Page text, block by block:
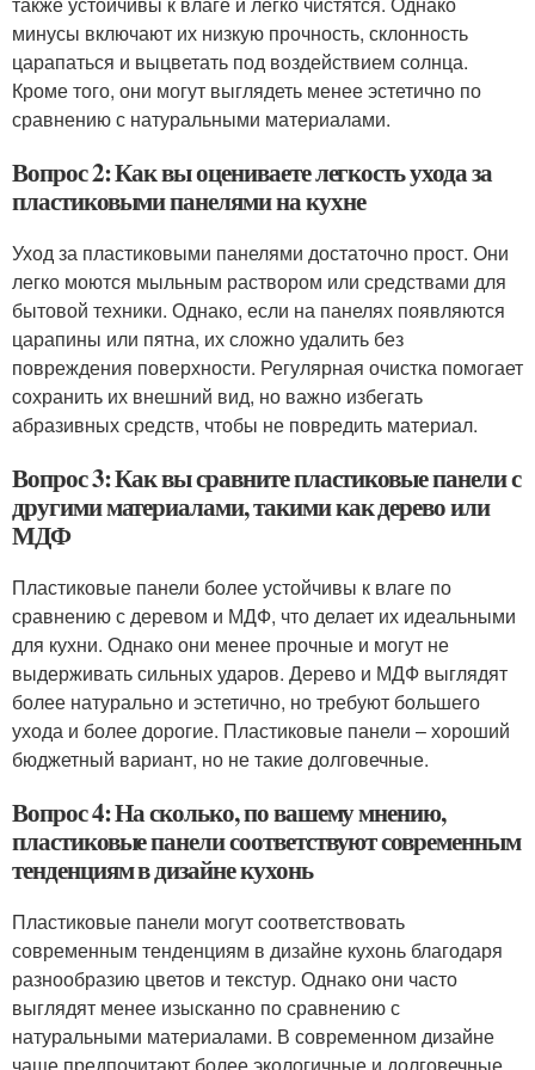
минусы включают их низкую прочность, склонность
царапаться и выцветать под воздействием солнца.
Кроме того, они могут выглядеть менее эстетично по
сравнению с натуральными материалами.
Вопрос 2: Как вы оцениваете легкость ухода за
пластиковыми панелями на кухне
Уход за пластиковыми панелями достаточно прост. Они
легко моются мыльным раствором или средствами для
бытовой техники. Однако, если на панелях появляются
царапины или пятна, их сложно удалить без
повреждения поверхности. Регулярная очистка помогает
сохранить их внешний вид, но важно избегать
абразивных средств, чтобы не повредить материал.
Вопрос 3: Как вы сравните пластиковые панели с
другими материалами, такими как дерево или
МДФ
Пластиковые панели более устойчивы к влаге по
сравнению с деревом и МДФ, что делает их идеальными
для кухни. Однако они менее прочные и могут не
выдерживать сильных ударов. Дерево и МДФ выглядят
более натурально и эстетично, но требуют большего
ухода и более дорогие. Пластиковые панели – хороший
бюджетный вариант, но не такие долговечные.
Вопрос 4: На сколько, по вашему мнению,
пластиковые панели соответствуют современным
тенденциям в дизайне кухонь
Пластиковые панели могут соответствовать
современным тенденциям в дизайне кухонь благодаря
разнообразию цветов и текстур. Однако они часто
выглядят менее изысканно по сравнению с
натуральными материалами. В современном дизайне